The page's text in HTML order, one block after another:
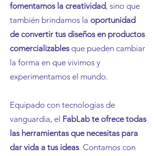
fomentamos la creatividad, sino que
también brindamos la oportunidad
de convertir tus diseños en productos
comercializables que pueden cambiar
la forma en que vivimos y
experimentamos el mundo.
Equipado con tecnologías de
vanguardia, el FabLab te ofrece todas
las herramientas que necesitas para
dar vida a tus ideas. Contamos con